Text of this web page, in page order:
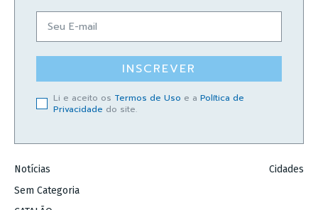
INSCREVER
Li e aceito os Termos de Uso e a Política de
Privacidade do site.
Notícias
Sem Categoria
Cidades